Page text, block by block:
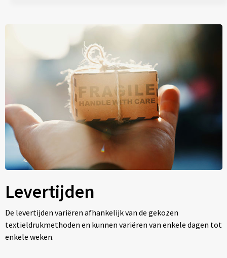
Levertijden
De levertijden variëren afhankelijk van de gekozen
textieldrukmethoden en kunnen variëren van enkele dagen tot
enkele weken.